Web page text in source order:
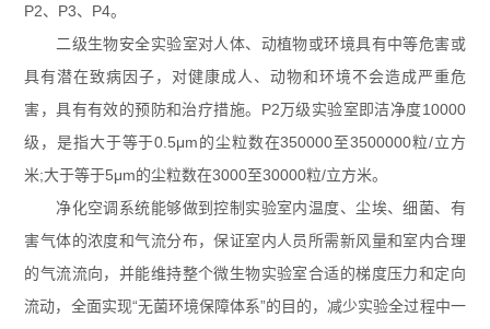
P2、P3、P4。
二级生物安全实验室对人体、动植物或环境具有中等危害或
具有潜在致病因子，对健康成人、动物和环境不会造成严重危
害，具有有效的预防和治疗措施。P2万级实验室即洁净度10000
级，是指大于等于0.5μm的尘粒数在350000至3500000粒/立方
米;大于等于5μm的尘粒数在3000至30000粒/立方米。
净化空调系统能够做到控制实验室内温度、尘埃、细菌、有
害气体的浓度和气流分布，保证室内人员所需新风量和室内合理
的气流流向，并能维持整个微生物实验室合适的梯度压力和定向
流动，全面实现“无菌环境保障体系”的目的，减少实验全过程中一